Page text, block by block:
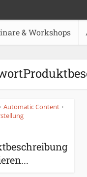
& Workshops
• Automatic Content •